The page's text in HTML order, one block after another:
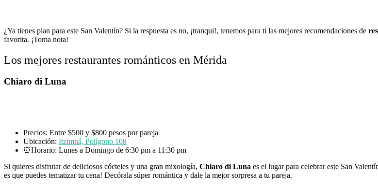
¿Ya tienes plan para este San Valentín? Si la respuesta es no, ¡tranqui!, tenemos para ti las mejores recomendaciones de
favorita. ¡Toma nota!
Los mejores restaurantes románticos en Mérida
Chiaro di Luna
Precios: Entre $500 y $800 pesos por pareja
Ubicación: Itzimná, Polìgono 108
⏰Horario: Lunes a Domingo de 6:30 pm a 11:30 pm
Si quieres disfrutar de deliciosos cócteles y una gran mixología, Chiaro di Luna es el lugar para celebrar este San
es que puedes tematizar tu cena! Decórala súper romántica y dale la mejor sorpresa a tu pareja.